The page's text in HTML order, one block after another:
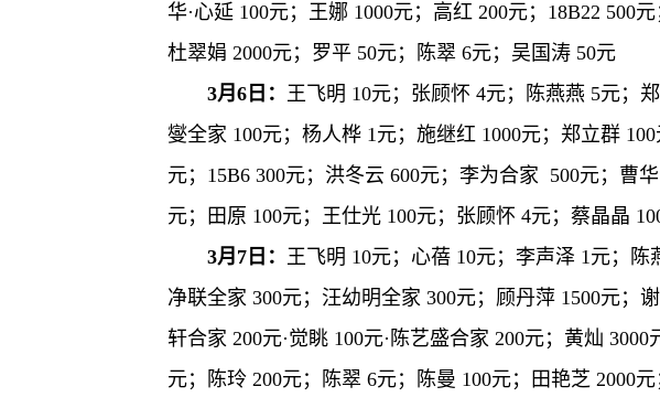
华·心延 100元；王娜 1000元；高红 200元；18B22 500
杜翠娟 2000元；罗平 50元；陈翠 6元；吴国涛 50元
3月6日： 王飞明 10元；张顾怀 4元；陈燕燕 5元；
燮全家 100元；杨人桦 1元；施继红 1000元；郑立群
元；15B6 300元；洪冬云 600元；李为合家 500元；曹
元；田原 100元；王仕光 100元；张顾怀 4元；蔡晶晶
3月7日： 王飞明 10元；心蓓 10元；李声泽 1元；陈
净联全家 300元；汪幼明全家 300元；顾丹萍 1500元；
轩合家 200元·觉眺 100元·陈艺盛合家 200元；黄灿
元；陈玲 200元；陈翠 6元；陈曼 100元；田艳芝 2000